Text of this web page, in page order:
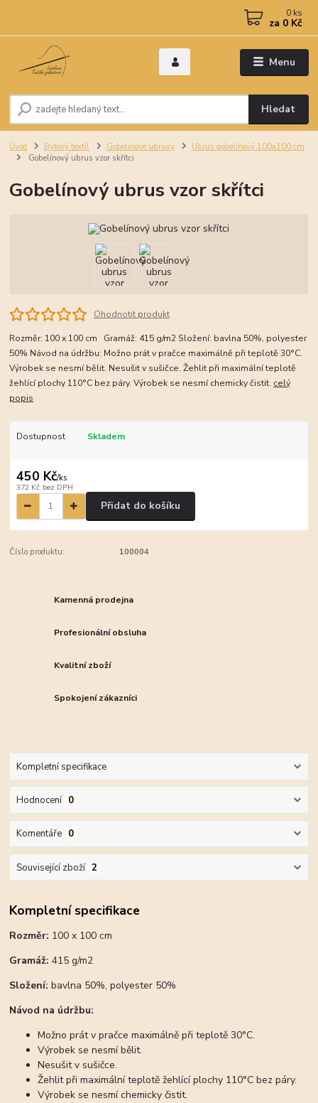
Menu
Hledat
0 ks
za 0 Kč
Úvod Bytový textil Gobelínové ubrusy
Ubrus gobelínový 100x100 cm
Gobelínový ubrus vzor skřítci
Gobelínový ubrus vzor skřítci
Ohodnotit produkt
Rozměr: 100 x 100 cm Gramáž: 415 g/m2 Složení: bavlna 50%, polyester
50% Návod na údržbu: Možno prát v pračce maximálně při teplotě 30°C.
Výrobek se nesmí bělit. Nesušit v sušičce. Žehlit při maximální teplotě
žehlící plochy 110°C bez páry. Výrobek se nesmí chemicky čistit. celý
popis
Dostupnost Skladem
450 Kč/ks
372 Kč bez DPH
Přidat do košíku
Číslo produktu: 100004
Kamenná prodejna
Profesionální obsluha
Kvalitní zboží
Spokojení zákazníci
Kompletní specifikace
Hodnocení 0
Komentáře 0
Související zboží 2
Kompletní specifikace
Rozměr: 100 x 100 cm
Gramáž: 415 g/m2
Složení: bavlna 50%, polyester 50%
Návod na údržbu:
Možno prát v pračce maximálně při teplotě 30°C.
Výrobek se nesmí bělit.
Nesušit v sušičce.
Žehlit při maximální teplotě žehlící plochy 110°C bez páry.
Výrobek se nesmí chemicky čistit.